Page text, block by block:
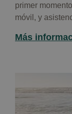
primer
móvil, y
Más